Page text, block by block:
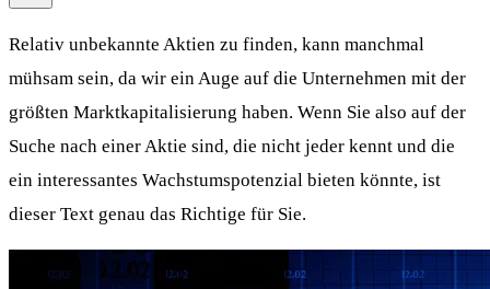
Relativ unbekannte Aktien zu finden, kann manchmal
mühsam sein, da wir ein Auge auf die Unternehmen mit der
größten Marktkapitalisierung haben. Wenn Sie also auf der
Suche nach einer Aktie sind, die nicht jeder kennt und die
ein interessantes Wachstumspotenzial bieten könnte, ist
dieser Text genau das Richtige für Sie.